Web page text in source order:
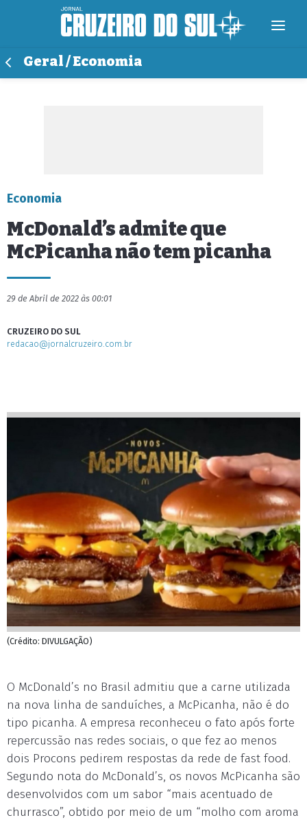
Geral / Economia
Economia
McDonald’s admite que
McPicanha não tem picanha
29 de Abril de 2022 às 00:01
CRUZEIRO DO SUL
redacao@jornalcruzeiro.com.br
(Crédito: DIVULGAÇÃO)
O McDonald’s no Brasil admitiu que a carne utilizada
na nova linha de sanduíches, a McPicanha, não é do
tipo picanha. A empresa reconheceu o fato após forte
repercussão nas redes sociais, o que fez ao menos
dois Procons pedirem respostas da rede de fast food.
Segundo nota do McDonald’s, os novos McPicanha são
desenvolvidos com um sabor “mais acentuado de
churrasco”, obtido por meio de um “molho com aroma